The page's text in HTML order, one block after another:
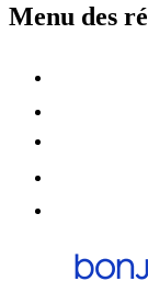
Menu des